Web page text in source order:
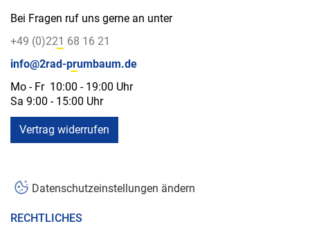
Bei Fragen ruf uns gerne an unter
+49 (0)221 68 16 21
info@2rad-prumbaum.de
Mo - Fr 10:00 - 19:00 Uhr
Sa 9:00 - 15:00 Uhr
Vertrag widerrufen
Datenschutzeinstellungen ändern
RECHTLICHES